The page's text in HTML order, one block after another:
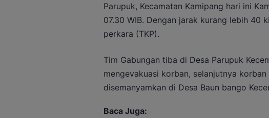
Parupuk, Kecamatan Kamipang hari ini
07.30 WIB. Dengan jarak kurang lebih 40
perkara (TKP).
Tim Gabungan tiba di Desa Parupuk
mengevakuasi korban, selanjutnya
disemanyamkan di Desa Baun bango
Baca Juga: